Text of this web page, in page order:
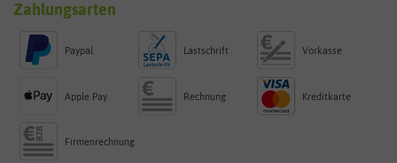
Zahlungsarten
Paypal Lastschrift Vorkasse
Apple Pay Rechnung Kreditkarte
Firmenrechnung